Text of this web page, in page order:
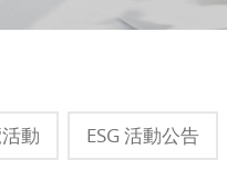
動 ESG 活動公告